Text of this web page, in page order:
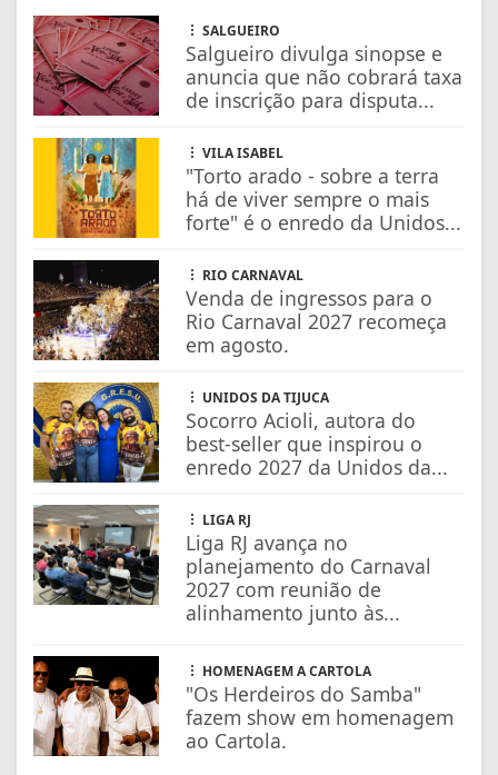
SALGUEIRO
Salgueiro divulga sinopse e
anuncia que não cobrará taxa
de inscrição para disputa...
VILA ISABEL
"Torto arado - sobre a terra
há de viver sempre o mais
forte" é o enredo da Unidos...
RIO CARNAVAL
Venda de ingressos para o
Rio Carnaval 2027 recomeça
em agosto.
UNIDOS DA TIJUCA
Socorro Acioli, autora do
best-seller que inspirou o
enredo 2027 da Unidos da...
LIGA RJ
Liga RJ avança no
planejamento do Carnaval
2027 com reunião de
alinhamento junto às...
HOMENAGEM A CARTOLA
"Os Herdeiros do Samba"
fazem show em homenagem
ao Cartola.